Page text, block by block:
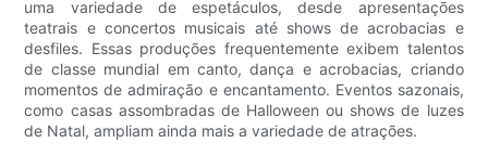
uma variedade de espetáculos, desde apresentações
teatrais e concertos musicais até shows de acrobacias e
desfiles. Essas produções frequentemente exibem talentos
de classe mundial em canto, dança e acrobacias, criando
momentos de admiração e encantamento. Eventos sazonais,
como casas assombradas de Halloween ou shows de luzes
de Natal, ampliam ainda mais a variedade de atrações.